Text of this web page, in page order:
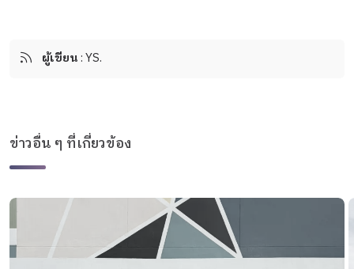
ผู้เขียน: YS.
ข่าวอื่น ๆ ที่เกี่ยวข้อง